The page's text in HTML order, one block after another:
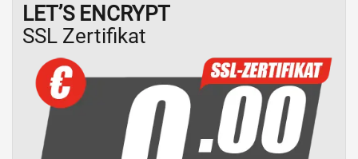
LET’S ENCRYPT
SSL Zertifikat